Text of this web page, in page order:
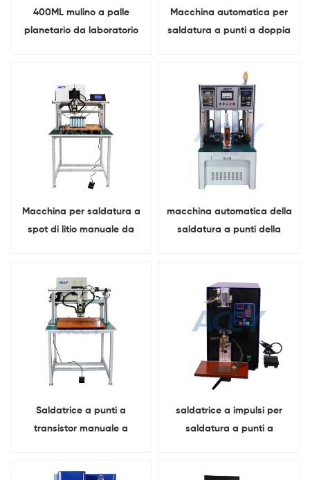
400ML mulino a palle
planetario da laboratorio
Macchina automatica per
saldatura a punti a doppia
batteria
Macchina per saldatura a
spot di litio manuale da
macchina automatica della
saldatura a punti della
26650 32700
Saldatrice a punti a
transistor manuale a
saldatrice a impulsi per
saldatura a punti a